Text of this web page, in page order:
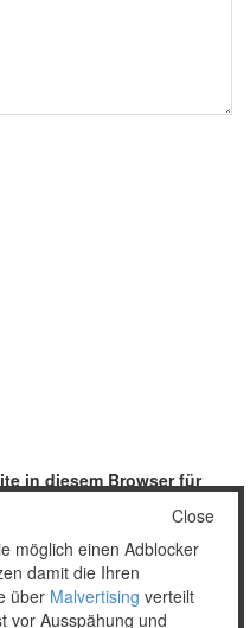
in diesem Browser für
Close
möglich einen Adblocker
damit die Ihren
über Malvertising verteilt
vor Ausspähung und